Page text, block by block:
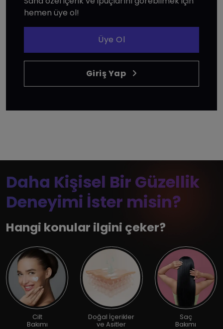
hemen üye ol!
Üye Ol
Giriş Yap
Daha Kişisel Bir Güzellik
Deneyimi İster misin?
Hangi konular ilgini çeker?
Cilt
Bakımı
Doğal İçerikler
ve Asitler
Saç
Bakımı